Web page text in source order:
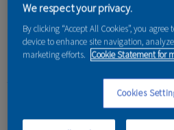
PORADENSTVÍ
AKCE A NOVINKY
PARTNEŘI
Domů»Partneri
VITAE
We respect your privacy.
By clicking “Accept All Cookies”, you
device to enhance site navigation,
marketing efforts. Cookie Statement for
Cookies